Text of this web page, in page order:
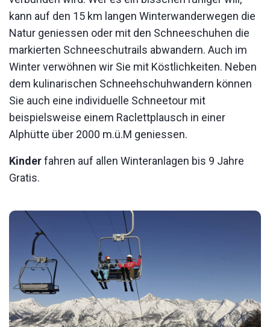
kann auf den 15 km langen Winterwanderwegen die
Natur geniessen oder mit den Schneeschuhen die
markierten Schneeschutrails abwandern. Auch im
Winter verwöhnen wir Sie mit Köstlichkeiten. Neben
dem kulinarischen Schneehschuhwandern können
Sie auch eine individuelle Schneetour mit
beispielsweise einem Raclettplausch in einer
Alphütte über 2000 m.ü.M geniessen.
Kinderfahren auf allen Winteranlagen bis 9 Jahre
Gratis.